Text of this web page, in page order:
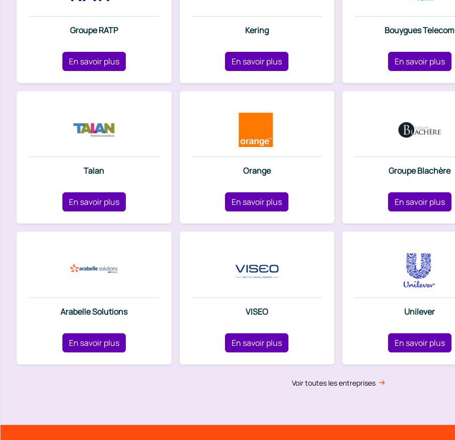
Groupe RATP
En savoir plus
Kering
En savoir plus
Bouygues Telecom
En savoir plus
Talan
En savoir plus
Orange
En savoir plus
Groupe Blachère
En savoir plus
Arabelle Solutions
En savoir plus
VISEO
En savoir plus
Unilever
En savoir plus
Voir toutes les entreprises